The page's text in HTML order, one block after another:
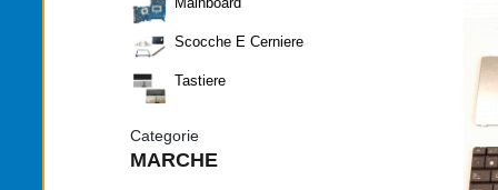
Scocche E Cerniere
Tastiere
Categorie
MARCHE